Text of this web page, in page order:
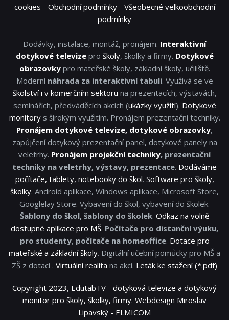
cookies - Obchodní podmínky- Všeobecné velkoobchodní
podmínky
Dodávky, instalace, montáž, pronájem. Interaktivní
dotykové televizepro školy, školky a firmy. Dotykové
obrazovkypro mateřské školy, základní školy, učiliště.
Moderní náhrada za interaktivní tabuli. Využivá se ve
školství i v komerčním sektoru na prezentacích, výstavách,
seminářích, předváděcích akcích (ukázky využití). Dotykové
monitorys širokým využitím. Pronájem prezentační techniky.
Pronájem dotykové televize, dotykové obrazovky,
zapůjčení dotykový prezentační panel, dotykové panely na
veletrhy. Pronájem projekční techniky, prezentační
techniky na veletrhy, výstavy, prezentace. Dodáváme
počítače, tablety, notebooky do škol. Software pro školy,
školky. Android aplikace, Windows aplikace, Microsoft Store,
Googlelay Store. Vybavení do škol, vybavení do školek.
Šablony do škol, šablony do školek. Odkaz na volně
dostupné aplikace pro MŠ. Počítače pro distanční výuku,
pro studenty, počítače na homeoffice. Dotace pro
mateřské a základní školy. Digitální učební pomůcky pro MŠ a
ZŠ z dotací . Virtuální realita na akci. Leták ke stažení (*.pdf)
Copyright 2023, EdutabTV - dotyková televize a dotykový
monitor pro školy, školky, firmy. Webdesign Miroslav
Lipavský - ELMICOM